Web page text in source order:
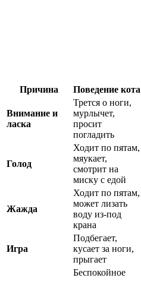
Причина Поведение кота
Внимание и
ласка
Трется о ноги,
мурлычет,
просит
погладить
Голод
Ходит по пятам,
мяукает,
смотрит на
миску с едой
Жажда
Ходит по пятам,
может лизать
воду из-под
крана
Игра
Подбегает,
кусает за ноги,
прыгает
Беспокойное